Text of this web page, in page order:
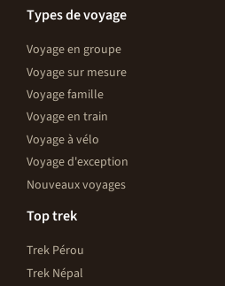
Types de voyage
Voyage en groupe
Voyage sur mesure
Voyage famille
Voyage en train
Voyage à vélo
Voyage d'exception
Nouveaux voyages
Top trek
Trek Pérou
Trek Népal